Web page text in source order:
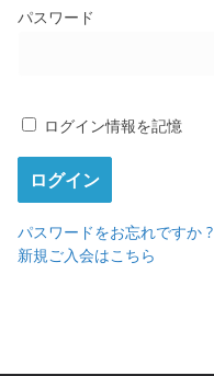
パスワード
ログイン情報を記憶
パスワードをお忘れですか ?
新規ご入会はこちら